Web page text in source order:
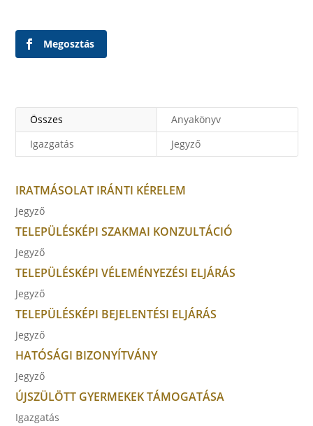
Megosztás
Összes
Anyakönyv
Igazgatás
Jegyző
IRATMÁSOLAT IRÁNTI KÉRELEM
Jegyző
TELEPÜLÉSKÉPI SZAKMAI KONZULTÁCIÓ
Jegyző
TELEPÜLÉSKÉPI VÉLEMÉNYEZÉSI ELJÁRÁS
Jegyző
TELEPÜLÉSKÉPI BEJELENTÉSI ELJÁRÁS
Jegyző
HATÓSÁGI BIZONYÍTVÁNY
Jegyző
ÚJSZÜLÖTT GYERMEKEK TÁMOGATÁSA
Igazgatás